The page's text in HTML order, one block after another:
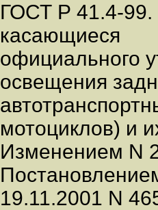
ГОСТ Р 41.4-99.
касающиеся
официального
освещения
мотоциклов) и
Изменением N
19.11.2001 N